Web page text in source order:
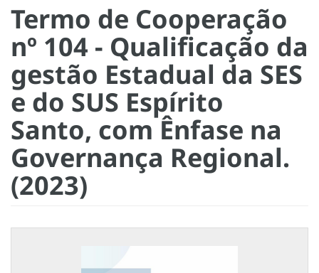
Termo de Cooperação
nº 104 - Qualificação da
gestão Estadual da SES
e do SUS Espírito
Santo, com Ênfase na
Governança Regional.
(2023)